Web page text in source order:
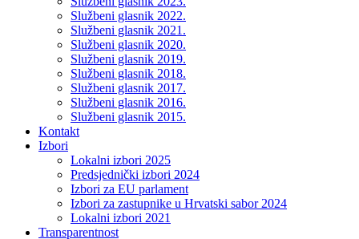
Službeni glasnik 2022.
Službeni glasnik 2021.
Službeni glasnik 2020.
Službeni glasnik 2019.
Službeni glasnik 2018.
Službeni glasnik 2017.
Službeni glasnik 2016.
Službeni glasnik 2015.
Kontakt
Izbori
Lokalni izbori 2025
Predsjednički izbori 2024
Izbori za EU parlament
Izbori za zastupnike u Hrvatski sabor 2024
Lokalni izbori 2021
Transparentnost